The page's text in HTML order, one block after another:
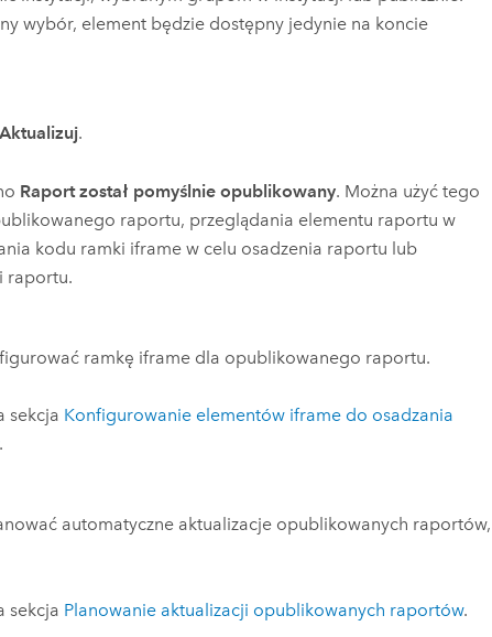
wybór, element będzie dostępny jedynie na koncie
Aktualizuj.
Raport został pomyślnie opublikowany. Można użyć tego
raportu, przeglądania elementu raportu w
kodu ramki iframe w celu osadzenia raportu lub
raportu.
ramkę iframe dla opublikowanego raportu.
sekcja Konfigurowanie elementów iframe do osadzania
.
automatyczne aktualizacje opublikowanych raportów,
sekcja Planowanie aktualizacji opublikowanych raportów.